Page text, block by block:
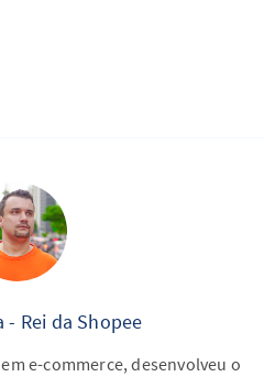
- Rei da Shopee
e-commerce, desenvolveu o